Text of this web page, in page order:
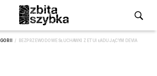
/ BEZPRZEWODOWE SŁUCHAWKI Z ETUI ŁADUJĄCYM DEVIA